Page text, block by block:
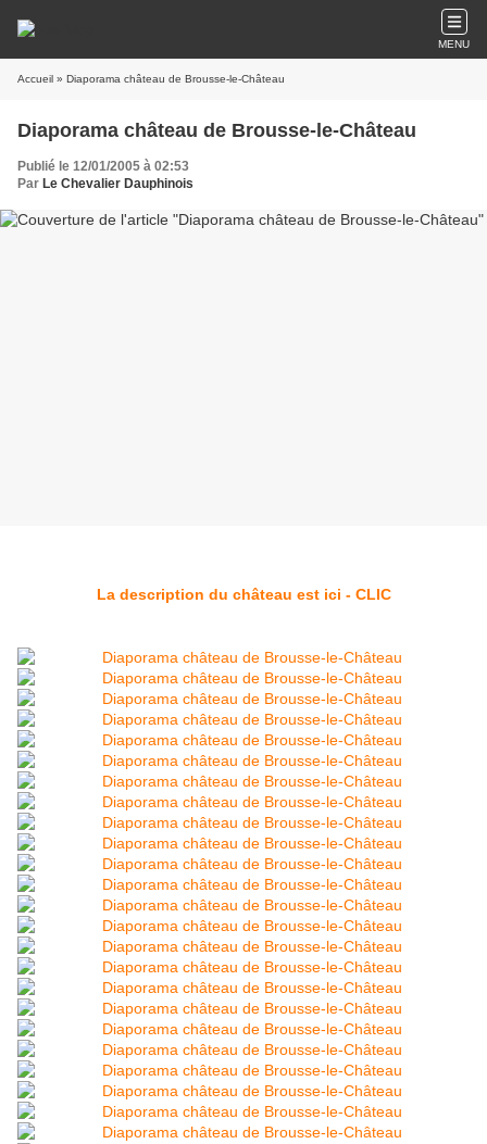
MENU
Accueil » Diaporama château de Brousse-le-Château
Diaporama château de Brousse-le-Château
Publié le 12/01/2005 à 02:53
Par Le Chevalier Dauphinois
La description du château est ici - CLIC